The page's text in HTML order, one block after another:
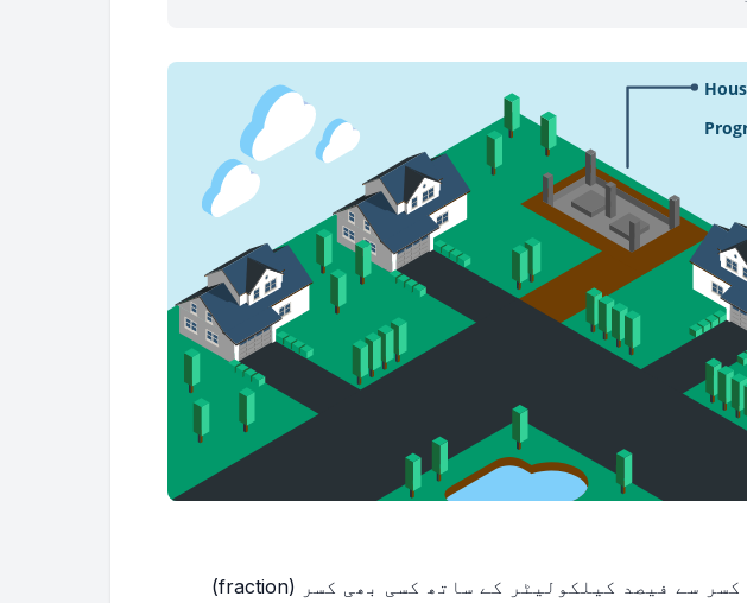
ہمارے انتہائی درست کسر سے فیصد کیلکولیٹر کے ساتھ کسی بھی کسر (fraction)